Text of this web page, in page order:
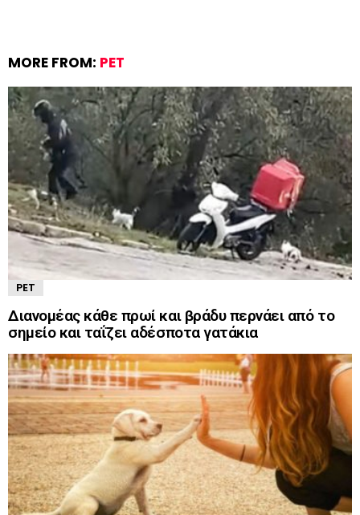
MORE FROM: PET
PET
Διανομέας κάθε πρωί και βράδυ περνάει από το
σημείο και ταΐζει αδέσποτα γατάκια